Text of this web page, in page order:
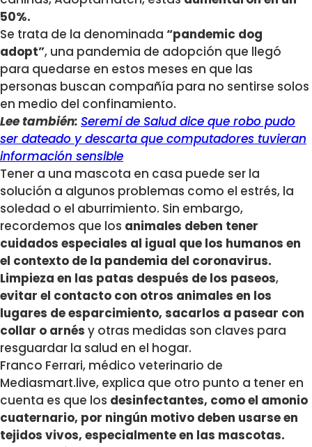
50%.
Se trata de la denominada “pandemic dog
adopt”, una pandemia de adopción que llegó
para quedarse en estos meses en que las
personas buscan compañía para no sentirse solos
en medio del confinamiento.
Lee también: Seremi de Salud dice que robo pudo
ser dateado y descarta que computadores tuvieran
información sensible
Tener a una mascota en casa puede ser la
solución a algunos problemas como el estrés, la
soledad o el aburrimiento. Sin embargo,
recordemos que los animales deben tener
cuidados especiales al igual que los humanos en
el contexto de la pandemia del coronavirus.
Limpieza en las patas después de los paseos,
evitar el contacto con otros animales en los
lugares de esparcimiento, sacarlos a pasear con
collar o arnés y otras medidas son claves para
resguardar la salud en el hogar.
Franco Ferrari, médico veterinario de
Mediasmart.live, explica que otro punto a tener en
cuenta es que los desinfectantes, como el amonio
cuaternario, por ningún motivo deben usarse en
tejidos vivos, especialmente en las mascotas.